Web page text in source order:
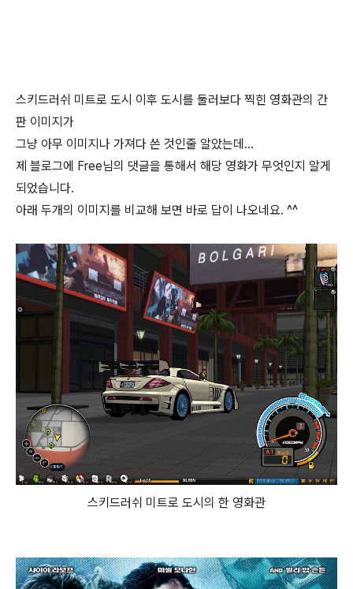
스키드러쉬 미트로 도시 이후 도시를 둘러보다 찍힌 영화관의 간
판 이미지가
그냥 아무 이미지나 가져다 쓴 것인줄 알았는데...
제 블로그에 Free님의 댓글을 통해서 해당 영화가 무엇인지 알게
되었습니다.
아래 두개의 이미지를 비교해 보면 바로 답이 나오네요. ^^
스키드러쉬 미트로 도시의 한 영화관